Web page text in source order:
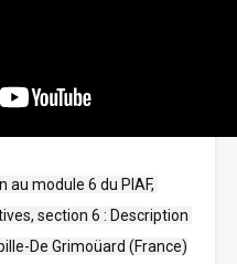
module 6 du PIAF,
section 6 : Description
De Grimoüard (France)